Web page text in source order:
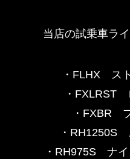
当店の試乗車ラ
・FLHX ス
・FXLRST
・FXBR
・RH1250S
・RH975S ナ